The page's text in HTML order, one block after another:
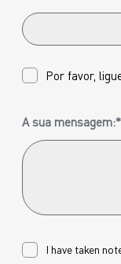
Por favor,
A sua mensagem:*
I have taken